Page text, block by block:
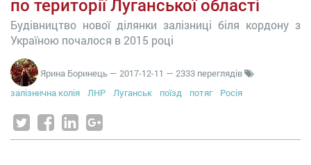
по території Луганської області
Будівництво нової ділянки залізниці біля кордону з
Україною почалося в 2015 році
Ярина Боринець — 2017-12-11 — 2333 переглядів
залізнична колія
ЛНР Луганськ поїзд потяг Росія